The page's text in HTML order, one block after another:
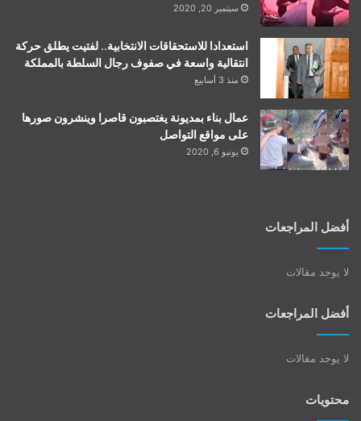
سبتمبر 20, 2020
استعدادا للاستحقاقات الانتخابية.. لفتيت يطلق حركة
انتقالية واسعة في صفوف رجال السلطة بالمملكة
منذ 3 أسابيع
عمال بناء بمديونة يغتصبون قاصرا وينشرون صورها
على مواقع التواصل
يونيو 6, 2020
أفضل المراجعات
لا يوجد مقالات
أفضل المراجعات
لا يوجد مقالات
محتويات